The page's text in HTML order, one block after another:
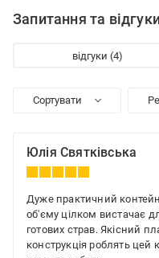
Запитання та
відгуки
Сортувати
Юлія Святківська
Дуже практичний
об'єму цілком вистачає
готових страв. Якісний
конструкція роблять